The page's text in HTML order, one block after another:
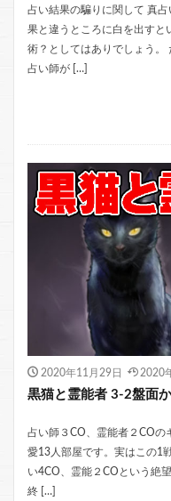
占い結果の騙りに関して 真
果と違うところに白を出すと
術？としてはありでしょう。
占い師が […]
2020年11月29日 2020
黒猫と霊能者 3-2盤面
占い師３CO、霊能者２COの
愛13人部屋です。実はこの1
い4CO、霊能２COという絶
終 […]